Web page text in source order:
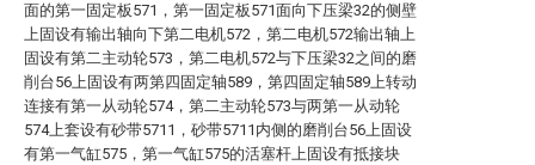
面的第一固定板571，第一固定板571面向下压梁32的侧壁
上固设有输出轴向下第二电机572，第二电机572输出轴上
固设有第二主动轮573，第二电机572与下压梁32之间的磨
削台56上固设有两第四固定轴589，第四固定轴589上转动
连接有第一从动轮574，第二主动轮573与两第一从动轮
574上套设有砂带5711，砂带5711内侧的磨削台56上固设
有第一气缸575，第一气缸575的活塞杆上固设有抵接块